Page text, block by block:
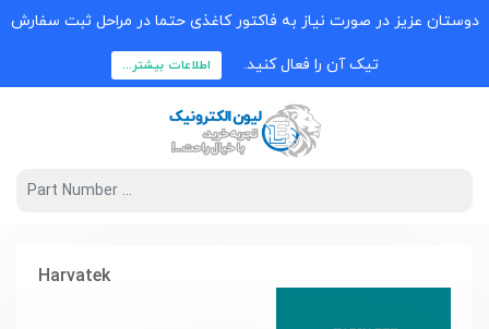
دوستان عزیز در صورت نیاز به فاکتور کاغذی حتما در مراحل ثبت سفارش
تیک آن را فعال کنید. اطلاعات بیشتر...
Harvatek